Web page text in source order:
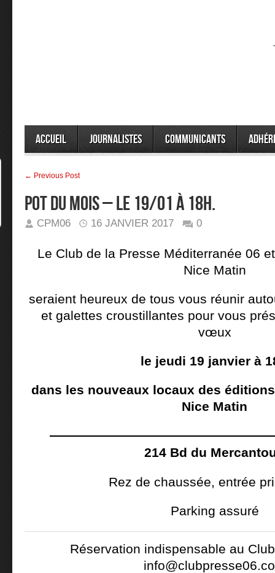
Accueil Journalistes Communicants
← Previous Post
Pot du mois – le 19/01 à 18h.
CPM06 16 JANVIER 2017 0
Le Club de la Presse Méditerranée 06
Nice Matin
seraient heureux de tous vous réunir
et galettes croustillantes pour vous
vœux
le jeudi 19 janvier à
dans les nouveaux locaux des
Nice Matin
214 Bd du
Rez de chaussée, entrée
Parking assuré
Réservation indispensable au